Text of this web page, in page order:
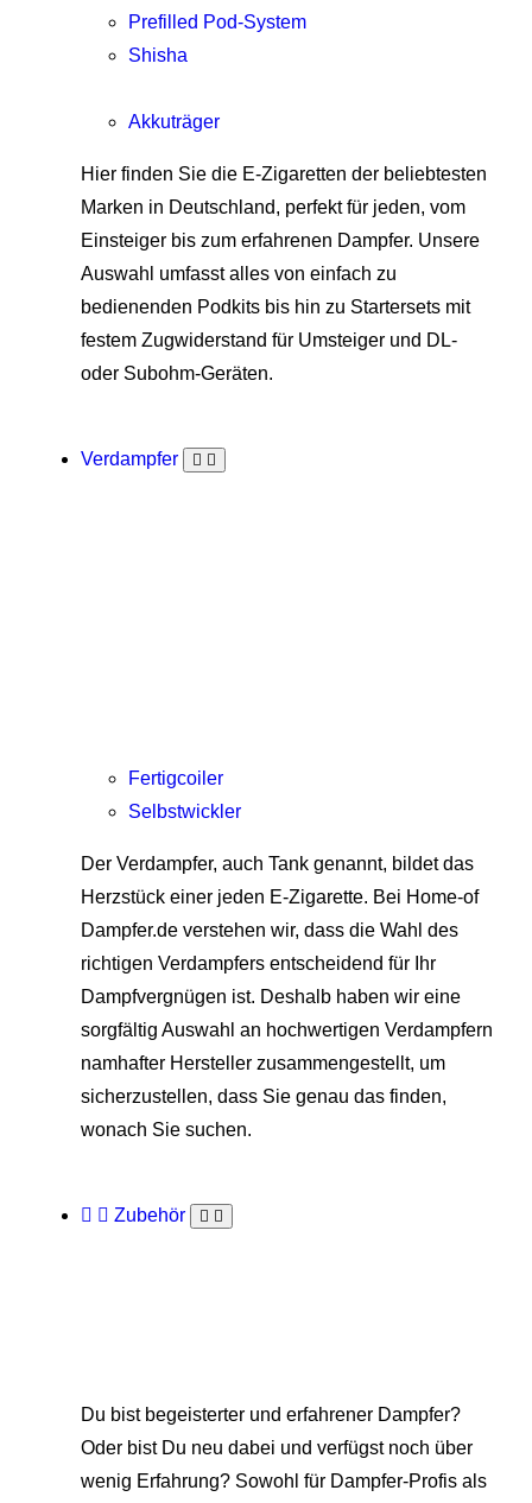
Prefilled Pod-System
Shisha
Akkuträger
Hier finden Sie die E-Zigaretten der beliebtesten
Marken in Deutschland, perfekt für jeden, vom
Einsteiger bis zum erfahrenen Dampfer. Unsere
Auswahl umfasst alles von einfach zu
bedienenden Podkits bis hin zu Startersets mit
festem Zugwiderstand für Umsteiger und DL-
oder Subohm-Geräten.
Verdampfer
Fertigcoiler
Selbstwickler
Der Verdampfer, auch Tank genannt, bildet das
Herzstück einer jeden E-Zigarette. Bei Home-of
Dampfer.de verstehen wir, dass die Wahl des
richtigen Verdampfers entscheidend für Ihr
Dampfvergnügen ist. Deshalb haben wir eine
sorgfältig Auswahl an hochwertigen Verdampfern
namhafter Hersteller zusammengestellt, um
sicherzustellen, dass Sie genau das finden,
wonach Sie suchen.
Zubehör
Du bist begeisterter und erfahrener Dampfer?
Oder bist Du neu dabei und verfügst noch über
wenig Erfahrung? Sowohl für Dampfer-Profis als